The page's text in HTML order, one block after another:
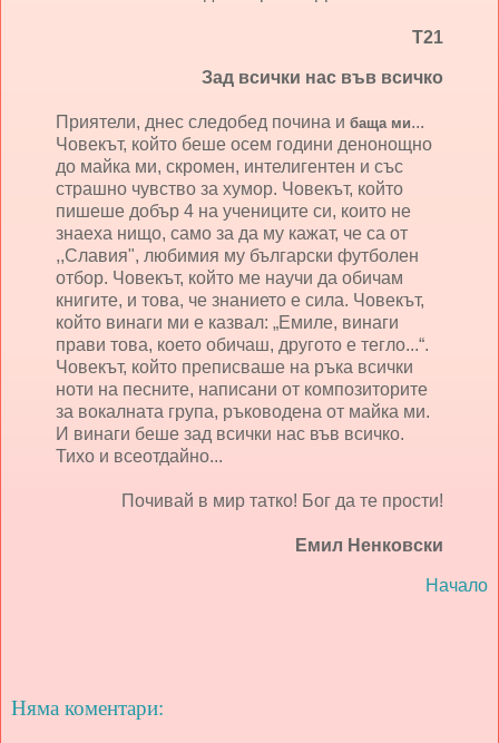
Т21
Зад всички нас във всичко
Приятели, днес следобед почина и баща ми...
Човекът, който беше осем години денонощно
до майка ми, скромен, интелигентен и със
страшно чувство за хумор. Човекът, който
пишеше добър 4 на учениците си, които не
знаеха нищо, само за да му кажат, че са от
,,Славия", любимия му български футболен
отбор. Човекът, който ме научи да обичам
книгите, и това, че знанието е сила. Човекът,
който винаги ми е казвал: „Емиле, винаги
прави това, което обичаш, другото е тегло...“.
Човекът, който преписваше на ръка всички
ноти на песните, написани от композиторите
за вокалната група, ръководена от майка ми.
И винаги беше зад всички нас във всичко.
Тихо и всеотдайно...
Почивай в мир татко! Бог да те прости!
Емил Ненковски
Начало
Няма коментари: